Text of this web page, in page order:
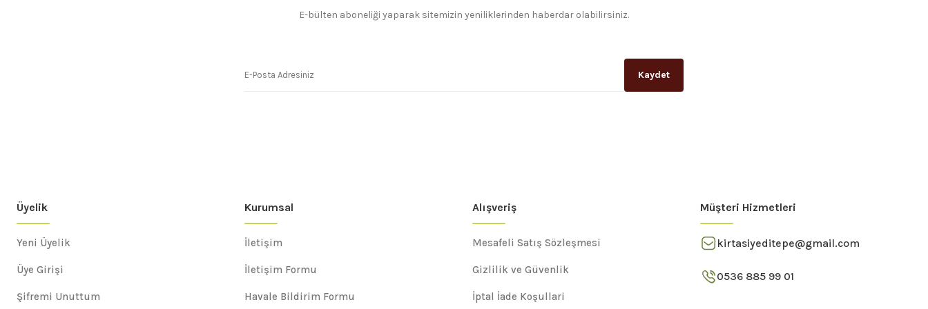
E-bülten aboneliği yaparak sitemizin yeniliklerinden haberdar olabilirsiniz.
Kaydet
Üyelik
Yeni Üyelik
Üye Girişi
Şifremi Unuttum
Kurumsal
İletişim
İletişim Formu
Havale Bildirim Formu
Alışveriş
Mesafeli Satış Sözleşmesi
Gizlilik ve Güvenlik
İptal İade Koşullari
Müşteri Hizmetleri
kirtasiyeditepe@gmail.com
0536 885 99 01